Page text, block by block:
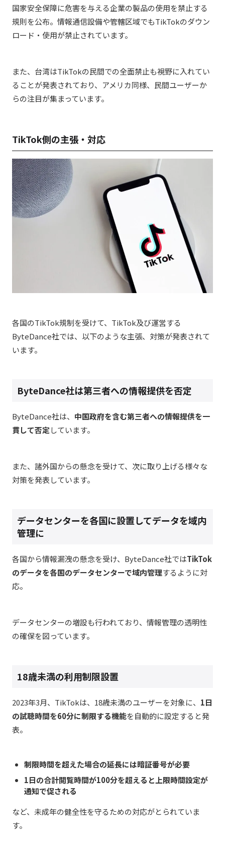
国家安全保障に危害を与える企業の製品の使用を禁止する
規則を公布。情報通信設備や管轄区域でもTikTokのダウン
ロード・使用が禁止されています。
また、台湾はTikTokの民間での全面禁止も視野に入れてい
ることが発表されており、アメリカ同様、民間ユーザーか
らの注目が集まっています。
TikTok側の主張・対応
各国のTikTok規制を受けて、TikTok及び運営する
ByteDance社では、以下のような主張、対策が発表されて
います。
ByteDance社は第三者への情報提供を否定
ByteDance社は、 中国政府を含む第三者への情報提供を一
貫して否定しています。
また、諸外国からの懸念を受けて、次に取り上げる様々な
対策を発表しています。
データセンターを各国に設置してデータを域内
管理に
各国から情報漏洩の懸念を受け、 ByteDance社ではTikTok
のデータを各国のデータセンターで域内管理するように対
応。
データセンターの増設も行われており、情報管理の透明性
の確保を図っています。
18歳未満の利用制限設置
2023年3月、TikTokは、18歳未満のユーザーを対象に、 1日
の試聴時間を60分に制限する機能を自動的に設定すると発
表。
制限時間を超えた場合の延長には暗証番号が必要
1日の合計閲覧時間が100分を超えると上限時間設定が
通知で促される
など、未成年の健全性を守るための対応がとられていま
す。